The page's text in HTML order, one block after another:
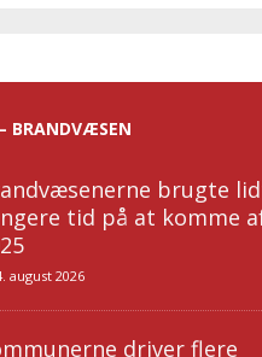
BRANDVÆSEN
brugte
tid på at komme
august 2026
driver flere